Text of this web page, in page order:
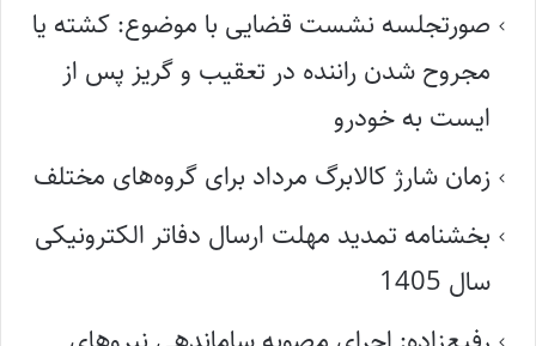
صورتجلسه نشست قضایی با موضوع: کشته یا
مجروح شدن راننده در تعقیب و گریز پس از
ایست به خودرو
زمان شارژ کالابرگ مرداد برای گروه‌های مختلف
بخشنامه تمدید مهلت ارسال دفاتر الکترونیکی
سال 1405